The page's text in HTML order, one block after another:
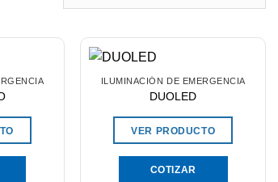
ILUMINACIÓN DE EMERGENCIA
DUOLED
VER PRODUCTO
COTIZAR